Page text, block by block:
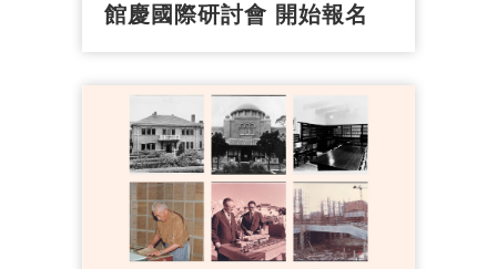
館慶國際研討會 開始報名